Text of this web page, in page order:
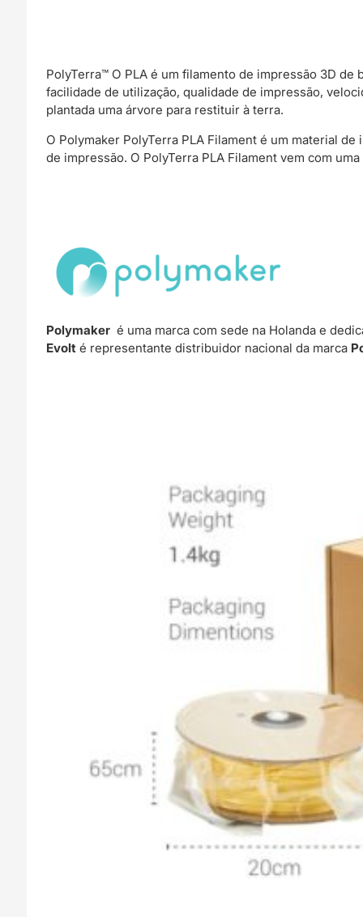
PolyTerra™️ O PLA é um filamento de impressão 3D
facilidade de utilização, qualidade de impressão,
plantada uma árvore para restituir à terra.
O Polymaker PolyTerra PLA Filament é um material
de impressão. O PolyTerra PLA Filament vem com
Polymaker é uma marca com sede na Holanda e
Evolt é representante distribuidor nacional da marca